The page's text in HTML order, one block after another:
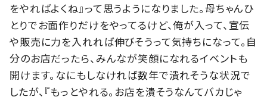
をやればよくね』って思うようになりました。母ちゃんひ
とりでお面作りだけをやってるけど、俺が入って、宣伝
や販売に力を入れれば伸びそうって気持ちになって。自
分のお店だったら、みんなが笑顔になれるイベントも
開けます。なにもしなければ数年で潰れそうな状況で
したが、『もっとやれる。お店を潰そうなんてバカじゃ